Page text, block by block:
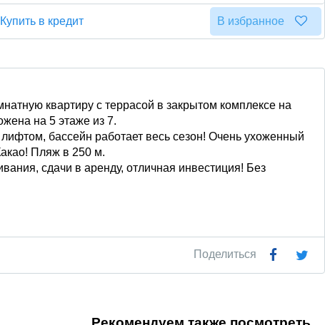
Купить в кредит В избранное
квартиру с террасой в закрытом комплексе на
на 5 этаже из 7.
бассейн работает весь сезон! Очень ухоженный
Пляж в 250 м.
сдачи в аренду, отличная инвестиция! Без
Поделиться